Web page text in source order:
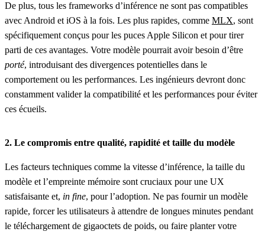
De plus, tous les frameworks d’inférence ne sont pas compatibles
avec Android et iOS à la fois. Les plus rapides, comme MLX, sont
spécifiquement conçus pour les puces Apple Silicon et pour tirer
parti de ces avantages. Votre modèle pourrait avoir besoin d’être
porté, introduisant des divergences potentielles dans le
comportement ou les performances. Les ingénieurs devront donc
constamment valider la compatibilité et les performances pour éviter
ces écueils.
2. Le compromis entre qualité, rapidité et taille du modèle
Les facteurs techniques comme la vitesse d’inférence, la taille du
modèle et l’empreinte mémoire sont cruciaux pour une UX
satisfaisante et, in fine, pour l’adoption. Ne pas fournir un modèle
rapide, forcer les utilisateurs à attendre de longues minutes pendant
le téléchargement de gigaoctets de poids, ou faire planter votre